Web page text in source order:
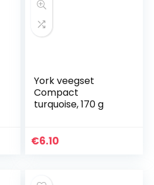
York veegset
Compact
turquoise, 170 g
€6.10